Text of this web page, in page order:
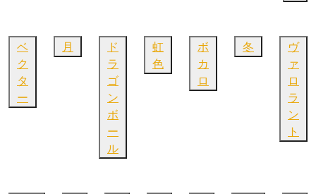
ベ
ク
タ
ー
月
ド
ラ
ゴ
ン
ボ
ー
ル
虹
色
ボ
カ
ロ
冬
ヴ
ァ
ロ
ラ
ン
ト